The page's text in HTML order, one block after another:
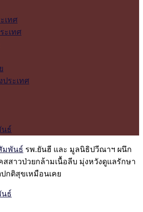
เทศ
ะเทศ
ประเทศ
ธ์
มพันธ์ รพ.ยันฮี และ มูลนิธิปวีณาฯ ผนึก
สสาวป่วยกล้ามเนื้อลีบ มุ่งหวังดูแลรักษา
กติสุขเหมือนเคย
นธ์